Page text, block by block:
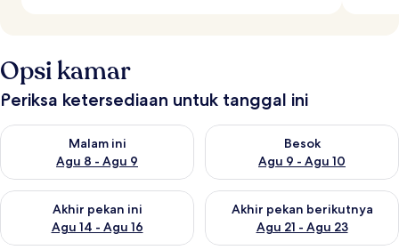
Opsi kamar
Periksa ketersediaan untuk tanggal ini
Malam ini
Agu 8 - Agu 9
Periksa ketersediaan untuk malam ini Agu 8 - Agu 9
Besok
Agu 9 - Agu 10
Periksa ketersediaan untuk
Akhir pekan ini
Agu 14 - Agu 16
Periksa ketersediaan untuk akhir pekan ini Agu 14 - Agu 16
Akhir pekan berikutnya
Agu 21 - Agu 23
Periksa ketersediaan untuk